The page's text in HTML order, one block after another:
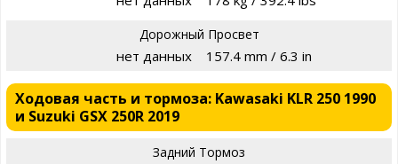
Дорожный Просвет
нет данных 157.4 mm / 6.3 in
Ходовая часть и тормоза: Kawasaki KLR 250 1990
и Suzuki GSX 250R 2019
Задний Тормоз